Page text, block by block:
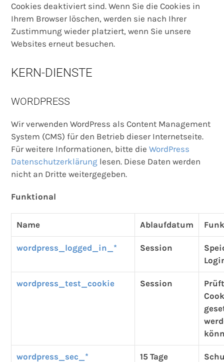
Cookies deaktiviert sind. Wenn Sie die Cookies in
Ihrem Browser löschen, werden sie nach Ihrer
Zustimmung wieder platziert, wenn Sie unsere
Websites erneut besuchen.
KERN-DIENSTE
WORDPRESS
Wir verwenden WordPress als Content Management
System (CMS) für den Betrieb dieser Internetseite.
Für weitere Informationen, bitte dieWordPress
Datenschutzerklärung lesen. Diese Daten werden
nicht an Dritte weitergegeben.
Funktional
Name Ablaufdatum
wordpress_logged_in_* Session
wordpress_test_cookie Session
wordpress_sec_* 15 Tage